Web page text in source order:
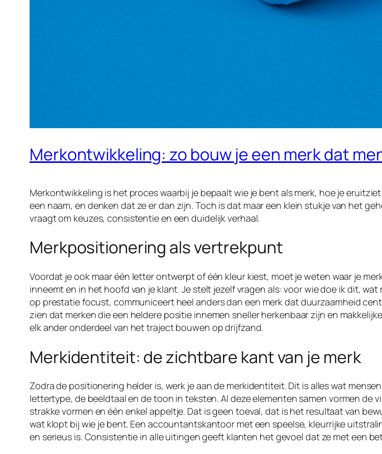
Merkontwikkeling: zo bouw je een merk dat
Merkontwikkeling is het proces waarbij je bepaalt wie je bent als merk, hoe je
een naam, en denken dat ze er dan zijn. Toch is dat maar een klein stukje van het
vraagt om keuzes, consistentie en een duidelijk verhaal.
Merkpositionering als vertrekpunt
Voordat je ook maar één letter ontwerpt of één kleur kiest, moet je weten waar je
inneemt en in het hoofd van je klant. Je stelt jezelf vragen als: voor wie doe ik dit,
op prestatie focust, communiceert heel anders dan een merk dat duurzaamheid
zien dat merken die een heldere positie innemen sneller herkenbaar zijn en
elk ander onderdeel van het traject bouwen op drijfzand.
Merkidentiteit: de zichtbare kant van je merk
Zodra de positionering helder is, werk je aan de merkidentiteit. Dit is alles wat
lettertype, de beeldtaal en de toon in teksten. Al deze elementen samen vormen de
strakke vormen en één enkel appeltje. Dat is geen toeval, dat is het resultaat van
wat klopt bij wie je bent. Een accountantskantoor met een speelse, kleurrijke
en serieus is. Consistentie in alle uitingen geeft klanten het gevoel dat ze met een